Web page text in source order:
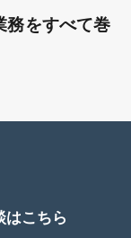
務をすべて巻
はこちら